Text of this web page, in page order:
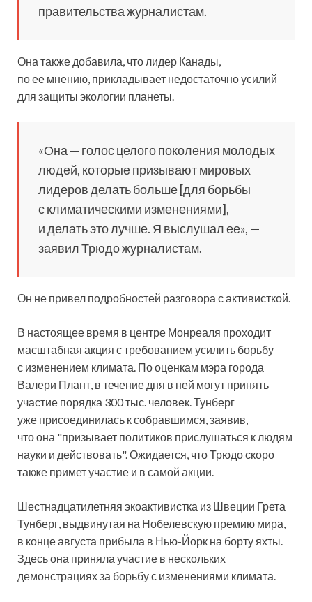
правительства журналистам.
Она также добавила, что лидер Канады,
по ее мнению, прикладывает недостаточно усилий
для защиты экологии планеты.
«Она — голос целого поколения молодых
людей, которые призывают мировых
лидеров делать больше [для борьбы
с климатическими изменениями],
и делать это лучше. Я выслушал ее», —
заявил Трюдо журналистам.
Он не привел подробностей разговора с активисткой.
В настоящее время в центре Монреаля проходит
масштабная акция с требованием усилить борьбу
с изменением климата. По оценкам мэра города
Валери Плант, в течение дня в ней могут принять
участие порядка 300 тыс. человек. Тунберг
уже присоединилась к собравшимся, заявив,
что она "призывает политиков прислушаться к людям
науки и действовать". Ожидается, что Трюдо скоро
также примет участие и в самой акции.
Шестнадцатилетняя экоактивистка из Швеции Грета
Тунберг, выдвинутая на Нобелевскую премию мира,
в конце августа прибыла в Нью-Йорк на борту яхты.
Здесь она приняла участие в нескольких
демонстрациях за борьбу с изменениями климата.